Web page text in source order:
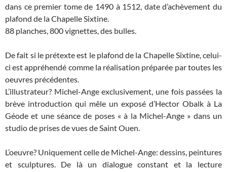
dans ce premier tome de 1490 à 1512, date d’achèvement du
plafond de la Chapelle Sixtine.
88 planches, 800 vignettes, des bulles.
De fait si le prétexte est le plafond de la Chapelle Sixtine, celui-
ci est appréhendé comme la réalisation préparée par toutes les
oeuvres précédentes.
L’illustrateur? Michel-Ange exclusivement, une fois passées la
brève introduction qui mêle un exposé d’Hector Obalk à La
Géode et une séance de poses « à la Michel-Ange » dans un
studio de prises de vues de Saint Ouen.
L’oeuvre? Uniquement celle de Michel-Ange: dessins, peintures
et sculptures. De là un dialogue constant et la lecture